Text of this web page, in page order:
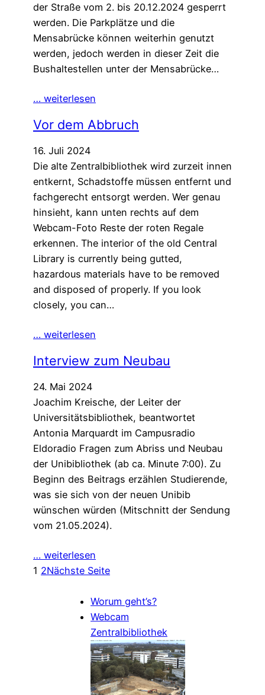
der Straße vom 2. bis 20.12.2024 gesperrt
werden. Die Parkplätze und die
Mensabrücke können weiterhin genutzt
werden, jedoch werden in dieser Zeit die
Bushaltestellen unter der Mensabrücke…
… weiterlesen
Vor dem Abbruch
16. Juli 2024
Die alte Zentralbibliothek wird zurzeit innen
entkernt, Schadstoffe müssen entfernt und
fachgerecht entsorgt werden. Wer genau
hinsieht, kann unten rechts auf dem
Webcam-Foto Reste der roten Regale
erkennen. The interior of the old Central
Library is currently being gutted,
hazardous materials have to be removed
and disposed of properly. If you look
closely, you can…
… weiterlesen
Interview zum Neubau
24. Mai 2024
Joachim Kreische, der Leiter der
Universitätsbibliothek, beantwortet
Antonia Marquardt im Campusradio
Eldoradio Fragen zum Abriss und Neubau
der Unibibliothek (ab ca. Minute 7:00). Zu
Beginn des Beitrags erzählen Studierende,
was sie sich von der neuen Unibib
wünschen würden (Mitschnitt der Sendung
vom 21.05.2024).
… weiterlesen
1 2Nächste Seite
Worum geht’s?
Webcam
Zentralbibliothek